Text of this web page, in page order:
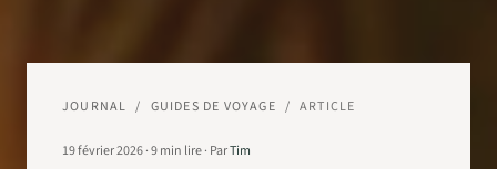
JOURNAL / GUIDES DE VOYAGE / ARTICLE
19 février 2026·9min lire· ParTim